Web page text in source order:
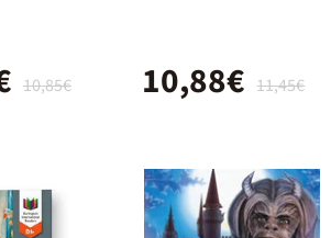
10,85€ 11,45€
10,88€